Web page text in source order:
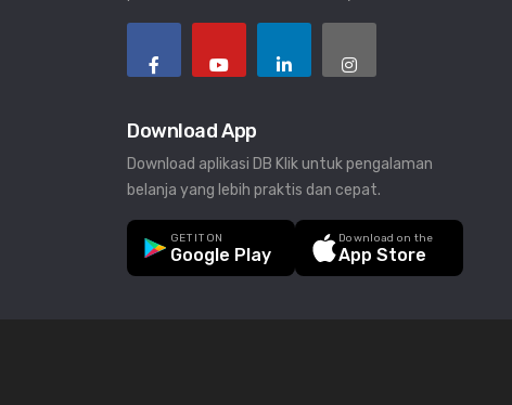
Download App
Download aplikasi DB Klik untuk pengalaman
belanja yang lebih praktis dan cepat.
GET IT ON
Google Play
Download on the
App Store